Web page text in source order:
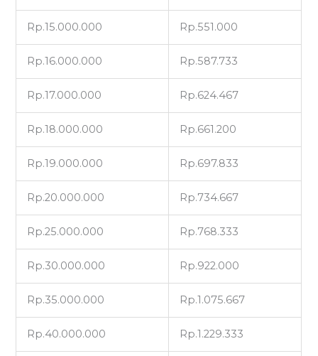
Rp.15.000.000 Rp.551.000
Rp.16.000.000 Rp.587.733
Rp.17.000.000 Rp.624.467
Rp.18.000.000 Rp.661.200
Rp.19.000.000 Rp.697.833
Rp.20.000.000 Rp.734.667
Rp.25.000.000 Rp.768.333
Rp.30.000.000 Rp.922.000
Rp.35.000.000 Rp.1.075.667
Rp.40.000.000 Rp.1.229.333